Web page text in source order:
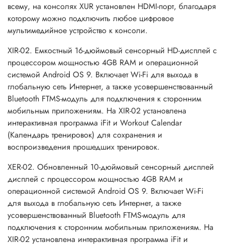
всему, на консолях XUR установлен HDMI-порт, благодаря
которому можно подключить любое цифровое
мультимедийное устройство к консоли.
XIR-02. Емкостный 16-дюймовый сенсорный HD-дисплей с
процессором мощностью 4GB RAM и операционной
системой Android OS 9. Включает Wi-Fi для выхода в
глобальную сеть Интернет, а также усовершенствованный
Bluetooth FTMS-модуль для подключения к сторонним
мобильным приложениям. На XIR-02 установлена
интерактивная программа iFit и Workout Calendar
(Календарь тренировок) для сохранения и
воспроизведения прошедших тренировок.
XER-02. Обновленный 10-дюймовый сенсорный дисплей
дисплей с процессором мощностью 4GB RAM и
операционной системой Android OS 9. Включает Wi-Fi
для выхода в глобальную сеть Интернет, а также
усовершенствованный Bluetooth FTMS-модуль для
подключения к сторонним мобильным приложениям. На
XIR-02 установлена интерактивная программа iFit и